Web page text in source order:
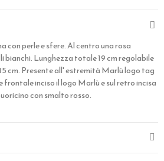
con perle e sfere. Al centro una rosa
Lunghezza totale 19 cm regolabile
cm. Presente all' estremità Marlù logo tag
frontale inciso il logo Marlù e sul retro incisa
con smalto rosso.